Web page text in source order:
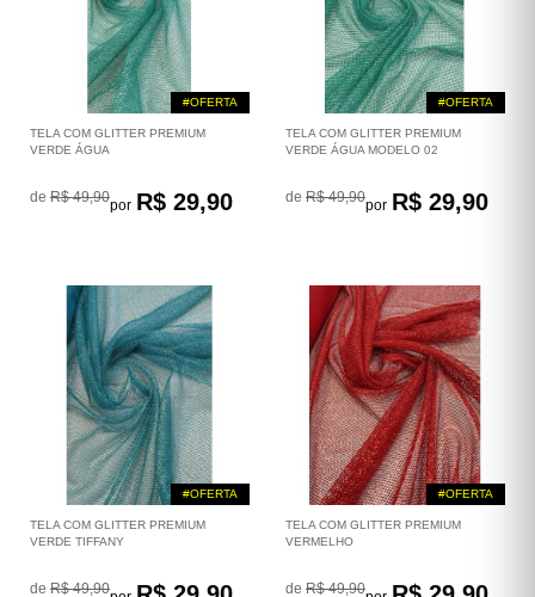
#OFERTA
TELA COM GLITTER PREMIUM
VERDE ÁGUA
de R$ 49,90por R$ 29,90
#OFERTA
TELA COM GLITTER PREMIUM
VERDE ÁGUA MODELO 02
de R$ 49,90por R$ 29,90
#OFERTA
TELA COM GLITTER PREMIUM
VERDE TIFFANY
de R$ 49,90
#OFERTA
TELA COM GLITTER PREMIUM
VERMELHO
de R$ 49,90